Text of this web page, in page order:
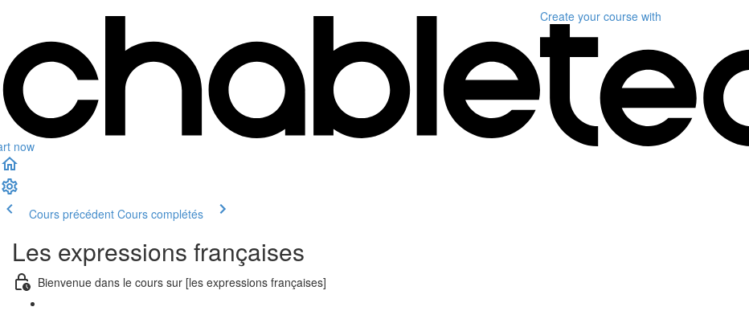
now
Create your course with
Cours précédent Cours complétés
Les expressions françaises
Bienvenue dans le cours sur [les expressions françaises]